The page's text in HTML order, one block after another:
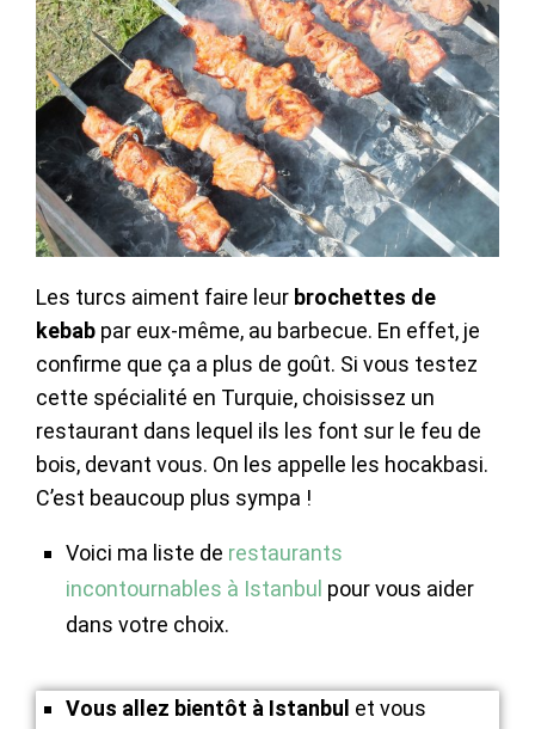
Les turcs aiment faire leur brochettes de
kebab par eux-même, au barbecue. En effet, je
confirme que ça a plus de goût. Si vous testez
cette spécialité en Turquie, choisissez un
restaurant dans lequel ils les font sur le feu de
bois, devant vous. On les appelle les hocakbasi.
C’est beaucoup plus sympa !
Voici ma liste de restaurants
incontournables à Istanbul pour vous aider
dans votre choix.
Vous allez bientôt à Istanbul et vous